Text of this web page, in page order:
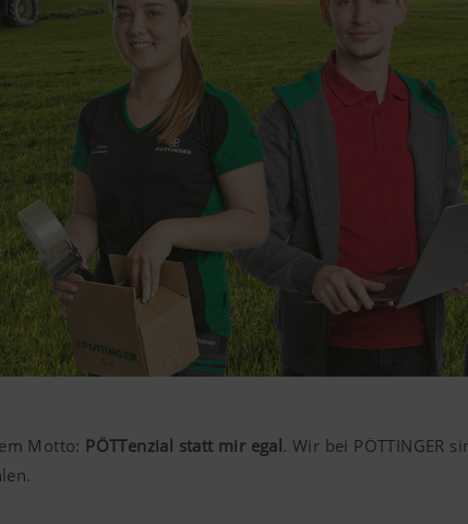
Motto: PÖTTenzial statt mir egal . Wir bei PÖTTINGER